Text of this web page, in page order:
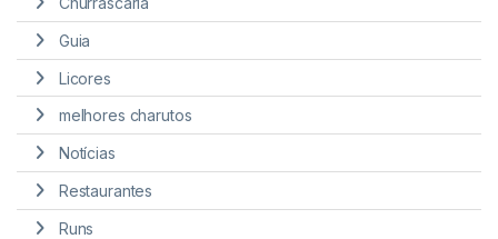
Guia
Licores
melhores charutos
Notícias
Restaurantes
Runs